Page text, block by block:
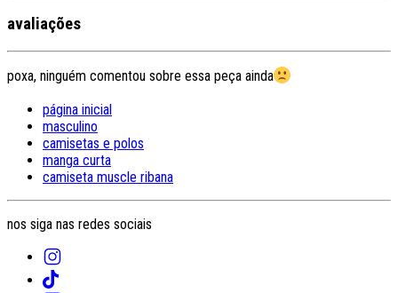
avaliações
poxa, ninguém comentou sobre essa peça ainda
página inicial
masculino
camisetas e polos
manga curta
camiseta muscle ribana
nos siga nas redes sociais